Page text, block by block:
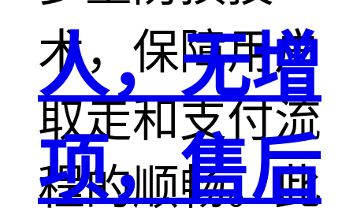
术，保障用户
取走和支付流
程的顺畅。此
人，无增
项，售后